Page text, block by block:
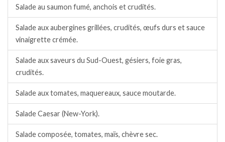
Salade au saumon fumé, anchois et crudités.
Salade aux aubergines grillées, crudités, œufs durs et sauce
vinaigrette crémée.
Salade aux saveurs du Sud-Ouest, gésiers, foie gras,
crudités.
Salade aux tomates, maquereaux, sauce moutarde.
Salade Caesar (New-York).
Salade composée, tomates, maïs, chèvre sec.